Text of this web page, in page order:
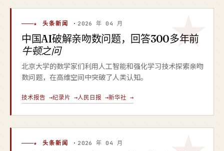
★ 头条新闻 · 2026 年 04 月
中国AI破解亲吻数问题，回答300多年前
牛顿之问
北京大学的数学家们利用人工智能和强化学习技术探索亲吻
数问题，在高维空间中突破了人类认知。
技术报告 →纪录片 →人民日报 →新华社 →
★ 头条新闻 · 2026 年 04 月